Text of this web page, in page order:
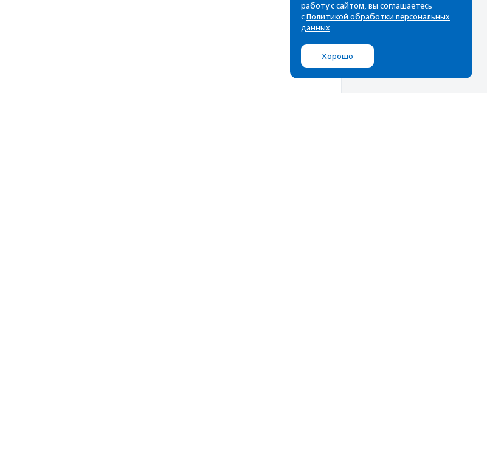
Рассылка
Cамые свежие новости,
почтовом ящике
работу с сайтом, вы соглашаетесь
с Политикой обработки персональных
данных
Хорошо